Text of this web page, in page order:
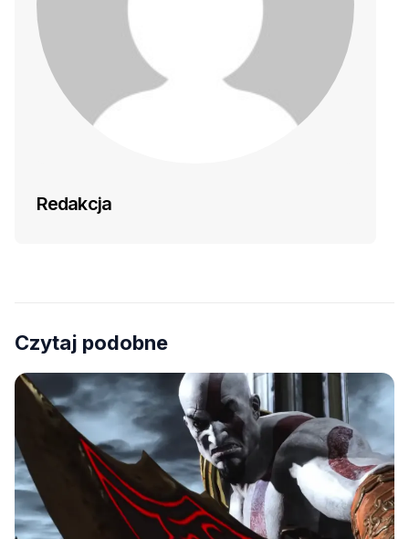
Redakcja
Czytaj podobne